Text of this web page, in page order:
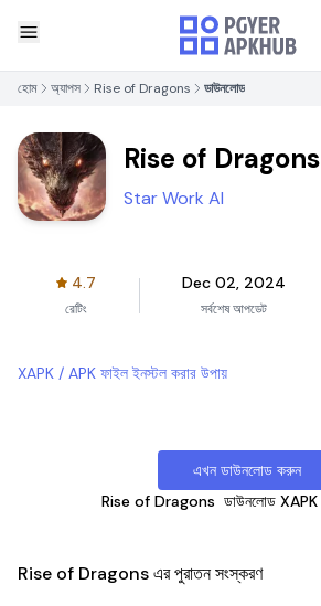
হোম অ্যাপস Rise of Dragons ডাউনলোড
Rise of Dragons
Star Work AI
4.7
রেটিং
Dec 02, 2024
সর্বশেষ আপডেট
XAPK / APK ফাইল ইনস্টল করার উপায়
এখন ডাউনলোড করুন
Rise of Dragons ডাউনলোড XAPK
Rise of Dragons এর পুরাতন সংস্করণ